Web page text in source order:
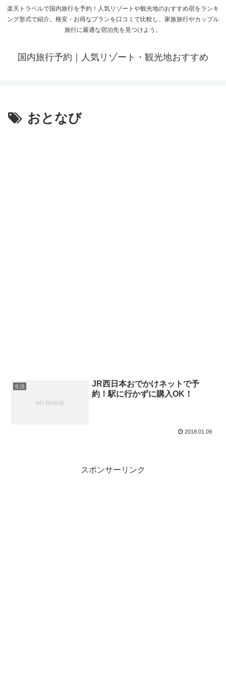
楽天トラベルで国内旅行を予約！人気リゾートや観光地のおすすめ宿をランキ
ング形式で紹介。格安・お得なプランを口コミで比較し、家族旅行やカップル
旅行に最適な宿泊先を見つけよう。
国内旅行予約｜人気リゾート・観光地おすすめ
おとなび
生活
JR西日本おでかけネットで予
約！駅に行かずに購入OK！
2018.01.09
スポンサーリンク